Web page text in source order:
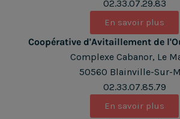
02.33.07.29.83
En savoir plus
Coopérative d'Avitaillement de
Complexe Cabanor, Le
50560 Blainville-Sur-
02.33.07.85.79
En savoir plus